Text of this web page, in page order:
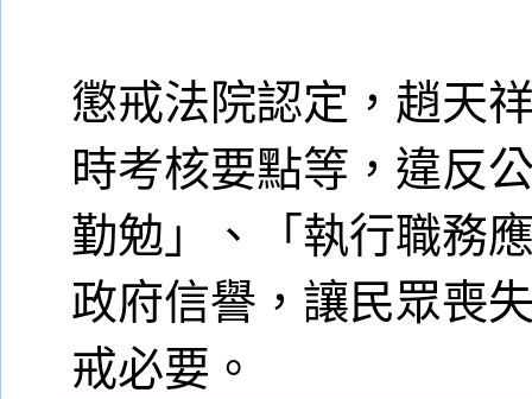
懲戒法院認定，趙天
時考核要點等，違反
勤勉」、「執行職務
政府信譽，讓民眾喪
戒必要。